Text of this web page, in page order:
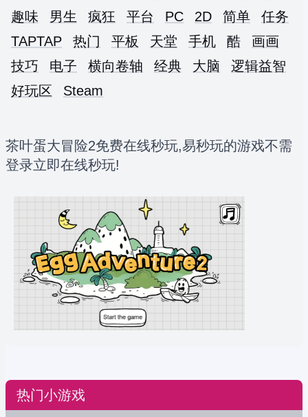
趣味
男生 疯狂 平台 PC 2D 简单
任务
TAPTAP
热门 平板 天堂 手机 酷
画画
技巧
电子 横向卷轴 经典 大脑
逻辑益智
好玩区
Steam
茶叶蛋大冒险2免费在线秒玩,易秒玩的游戏不需
登录立即在线秒玩!
热门小游戏